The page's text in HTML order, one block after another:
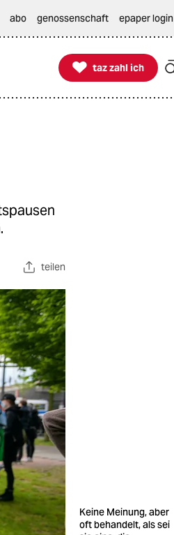
abo genossenschaft epaper login

taz zahl ich
taz zahl ich
teilen
Keine Meinung, aber
oft behandelt, als sei